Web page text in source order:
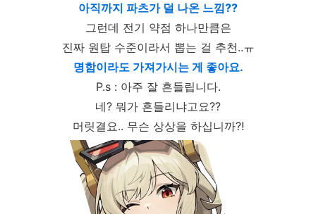
아직까지 파츠가 덜 나온 느낌??
그런데 전기 약점 하나만큼은
진짜 원탑 수준이라서 뽑는 걸 추천..ㅠ
명함이라도 가져가시는 게 좋아요.
P.s : 아주 잘 흔들립니다.
네? 뭐가 흔들리냐고요??
머릿결요.. 무슨 상상을 하십니까?!